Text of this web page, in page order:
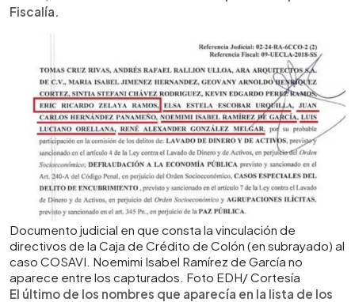
Fiscalía.
Documento judicial en que consta la vinculación de
directivos de la Caja de Crédito de Colón (en subrayado) al
caso COSAVI. Noemimi Isabel Ramírez de García no
aparece entre los capturados. Foto EDH/ Cortesía
El último de los nombres que aparecía en la lista de los